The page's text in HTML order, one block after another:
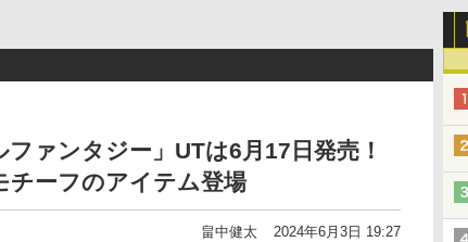
ァンタジー」UTは6月17日発売！
ーフのアイテム登場
畠中健太 2024年6月3日 19:27